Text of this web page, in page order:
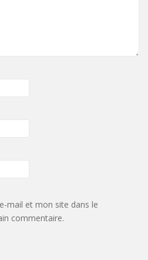
mail et mon site dans le
commentaire.